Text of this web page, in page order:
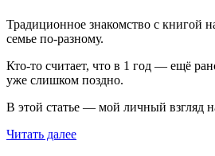
Традиционное знакомство с книгой
семье по-разному.
Кто-то считает, что в 1 год — ещё
уже слишком поздно.
В этой статье — мой личный взгляд
Читать далее